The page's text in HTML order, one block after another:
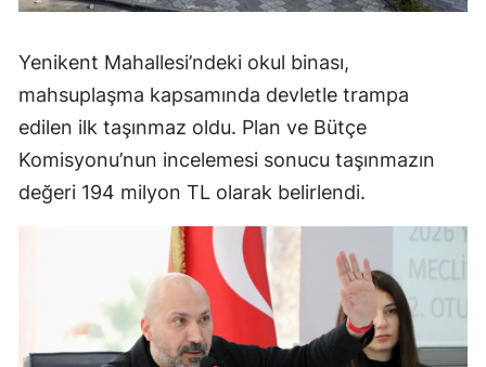
Yenikent Mahallesi’ndeki okul binası,
mahsuplaşma kapsamında devletle trampa
edilen ilk taşınmaz oldu. Plan ve Bütçe
Komisyonu’nun incelemesi sonucu taşınmazın
değeri 194 milyon TL olarak belirlendi.